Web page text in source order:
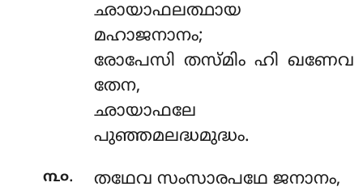
ഛായാഫലത്ഥായ
മഹാജനാനം;
രോപേസി തസ്മിം ഹി ഖണേവ
തേന,
ഛായാഫലേ
പുഞ്ഞമലദ്ധമുദ്ധം.
൩൦.
തഥേവ സംസാരപഥേ ജനാനം,